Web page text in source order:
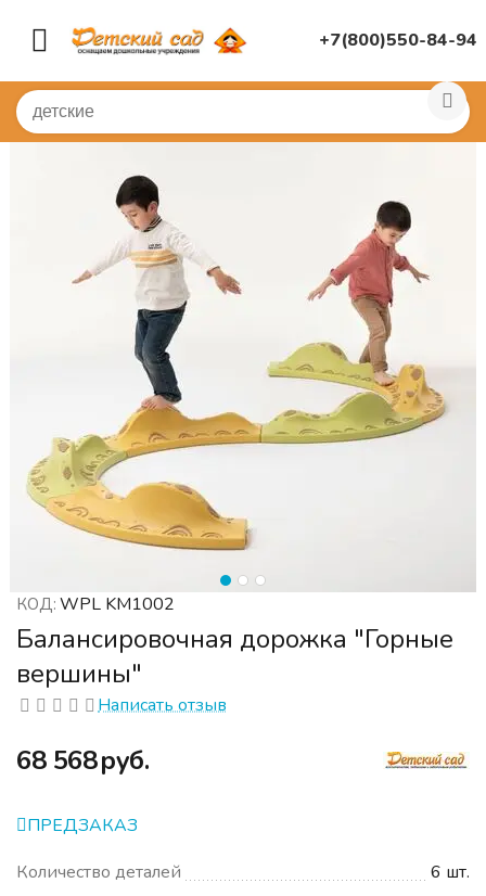
+7(800)550-84-94
Главная /
КОД: WPL KM1002
Балансировочная дорожка "Горные
вершины"
Написать отзыв
‍68 568‍руб.
ПРЕДЗАКАЗ
Количество деталей
6 шт.